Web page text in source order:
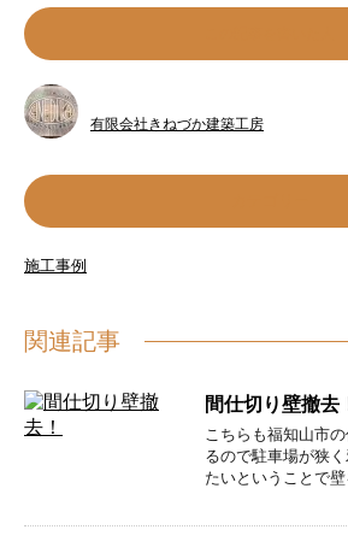
有限会社きねづか建築工房
施工事例
関連記事
間仕切り壁撤去
こちらも福知山市
るので駐車場が狭
たいということで